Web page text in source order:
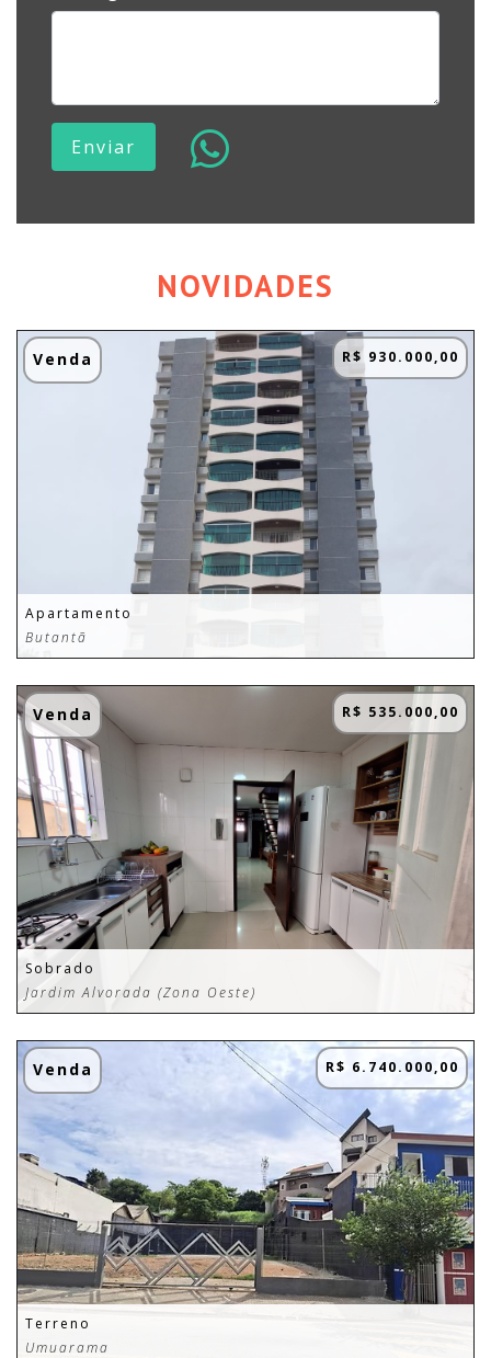
Enviar
NOVIDADES
Venda R$ 930.000,00
Apartamento
Butantã
Venda R$ 535.000,00
Sobrado
Jardim Alvorada (Zona Oeste)
Venda R$ 6.740.000,00
Terreno
Umuarama